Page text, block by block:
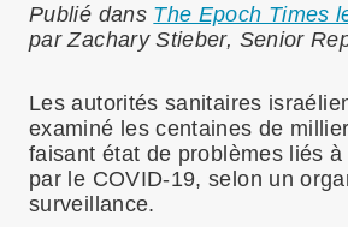
Publié dans The Epoch Times
par Zachary Stieber, Senior
Les autorités sanitaires
examiné les centaines de
faisant état de problèmes liés
par le COVID-19, selon un
surveillance.